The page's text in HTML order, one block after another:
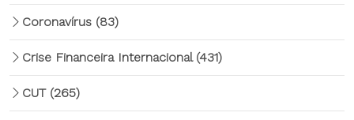
Coronavírus (83)
Crise Financeira Internacional (431)
CUT (265)